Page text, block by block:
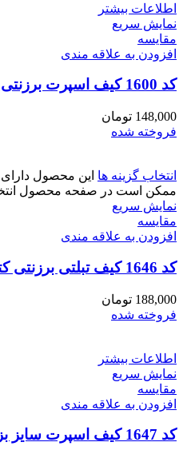
اطلاعات بیشتر
نمایش سریع
مقايسه
افزودن به علاقه مندی
کد 1600 کیف اسپرت برزنتی کتپیلار
148,000 تومان
فروخته شده
انتخاب گزینه ها این محصول دارای
ممکن است در صفحه محصول
نمایش سریع
مقايسه
افزودن به علاقه مندی
کد 1646 کیف تبلتی برزنتی کتپیلار
188,000 تومان
فروخته شده
اطلاعات بیشتر
نمایش سریع
مقايسه
افزودن به علاقه مندی
کد 1647 کیف اسپرت سایز بزرگ کتپیلار